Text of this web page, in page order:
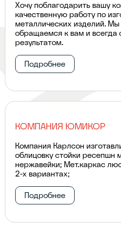
Хочу поблагодарить вашу
качественную работу по
металлических изделий.
обращаемся к вам и всегда
результатом.
Подробнее
КОМПАНИЯ ЮМИКОР
Компания Карлсон
облицовку стойки ресепшн
нержавейки; Мет.каркас
2-х вариантах;
Подробнее